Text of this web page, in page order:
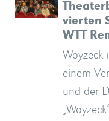
vierten
WTT
Woyzeck
einem
und der